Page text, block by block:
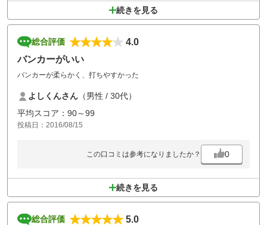
続きを見る
総合評価
4.0
バンカーがいい
バンカーが柔らかく、打ちやすかった
よしくんさん （男性 / 30代）
平均スコア：90～99
投稿日：2016/08/15
この口コミは参考になりましたか？ 0
続きを見る
総合評価
5.0